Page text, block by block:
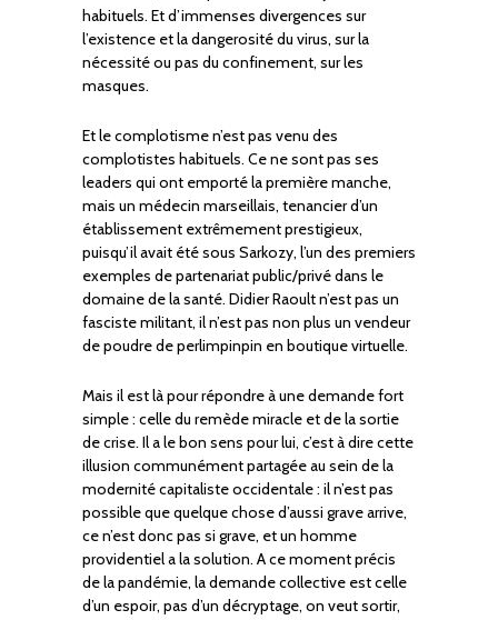
habituels. Et d’immenses divergences sur
l’existence et la dangerosité du virus, sur la
nécessité ou pas du confinement, sur les
masques.
Et le complotisme n’est pas venu des
complotistes habituels. Ce ne sont pas ses
leaders qui ont emporté la première manche,
mais un médecin marseillais, tenancier d’un
établissement extrêmement prestigieux,
puisqu’il avait été sous Sarkozy, l’un des premiers
exemples de partenariat public/privé dans le
domaine de la santé. Didier Raoult n’est pas un
fasciste militant, il n’est pas non plus un vendeur
de poudre de perlimpinpin en boutique virtuelle.
Mais il est là pour répondre à une demande fort
simple : celle du remède miracle et de la sortie
de crise. Il a le bon sens pour lui, c’est à dire cette
illusion communément partagée au sein de la
modernité capitaliste occidentale : il n’est pas
possible que quelque chose d’aussi grave arrive,
ce n’est donc pas si grave, et un homme
providentiel a la solution. A ce moment précis
de la pandémie, la demande collective est celle
d’un espoir, pas d’un décryptage, on veut sortir,